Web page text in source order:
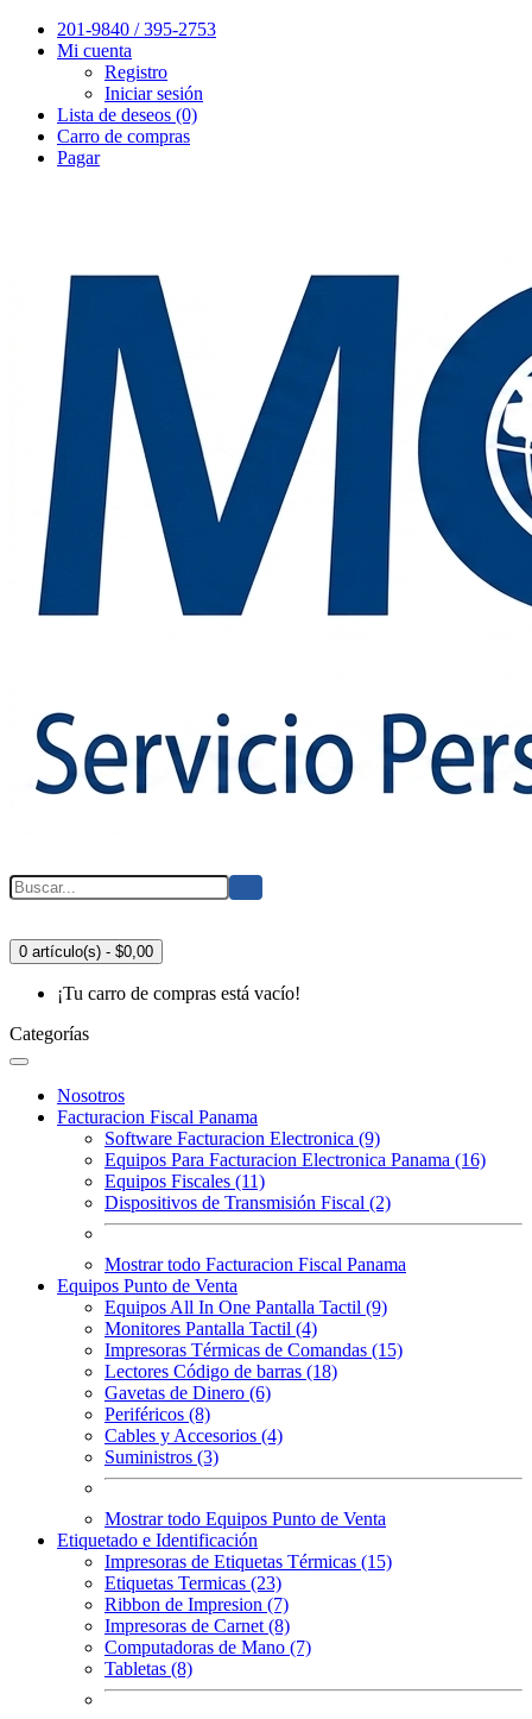
201-9840 / 395-2753
Mi cuenta
Registro
Iniciar sesión
Lista de deseos (0)
Carro de compras
Pagar
0 artículo(s) - $0,00
¡Tu carro de compras está vacío!
Categorías
Nosotros
Facturacion Fiscal Panama
Software Facturacion Electronica (9)
Equipos Para Facturacion Electronica Panama (16)
Equipos Fiscales (11)
Dispositivos de Transmisión Fiscal (2)
Mostrar todo Facturacion Fiscal Panama
Equipos Punto de Venta
Equipos All In One Pantalla Tactil (9)
Monitores Pantalla Tactil (4)
Impresoras Térmicas de Comandas (15)
Lectores Código de barras (18)
Gavetas de Dinero (6)
Periféricos (8)
Cables y Accesorios (4)
Suministros (3)
Mostrar todo Equipos Punto de Venta
Etiquetado e Identificación
Impresoras de Etiquetas Térmicas (15)
Etiquetas Termicas (23)
Ribbon de Impresion (7)
Impresoras de Carnet (8)
Computadoras de Mano (7)
Tabletas (8)